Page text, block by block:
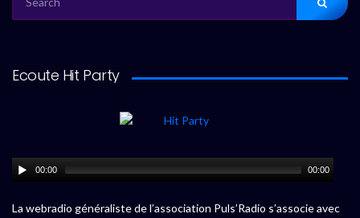
FOR:
Ecoute Hit Party
00:00 00:00
La webradio généraliste de l’association Puls’Radio s’associe avec